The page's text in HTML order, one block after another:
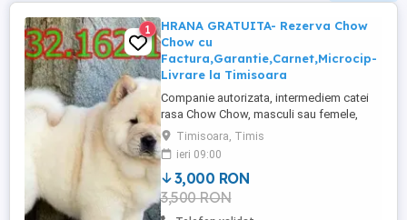
1
HRANA GRATUITA- Rezerva Chow
Chow cu
Factura,Garantie,Carnet,Microcip-
Livrare la Timisoara
Companie autorizata, intermediem catei
rasa Chow Chow, masculi sau femele,
incepand cu varsta de 2 luni. Colaboram
cu crescători iubitori, dedicați bunăstării
puilor lor,care doresc să le ofere cel mai
bun început. Inspectăm fiecare catelus și
ne asigurăm că sunt respectate bunele
practici de reproducere. ...
Timisoara, Timis
ieri 09:00
3,000 RON
3,500 RON